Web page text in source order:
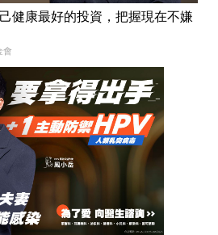
健康最好的投資，把握現在不嫌
會